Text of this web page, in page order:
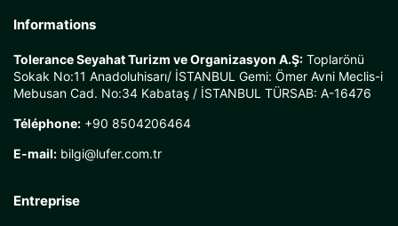
Informations
Tolerance Seyahat Turizm ve Organizasyon A.Ş: Toplarönü
Sokak No:11 Anadoluhisarı/ İSTANBUL Gemi: Ömer Avni Meclis-i
Mebusan Cad. No:34 Kabataş / İSTANBUL TÜRSAB: A-16476
Téléphone: +90 8504206464
E-mail: bilgi@lufer.com.tr
Entreprise